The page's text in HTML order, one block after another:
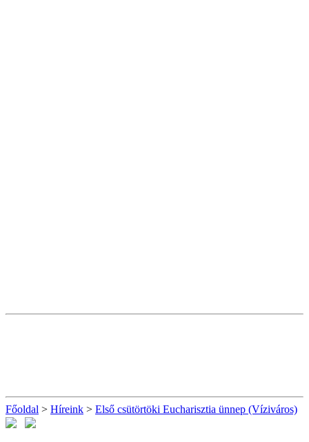
Főoldal > Híreink > Első csütörtöki Eucharisztia ünnep (Víziváros)